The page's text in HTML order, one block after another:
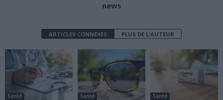
news
ARTICLES CONNEXES PLUS DE L'AUTEUR
Santé Santé Santé